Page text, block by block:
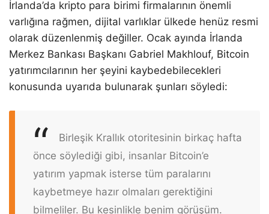
İrlanda’da kripto para birimi firmalarının önemli
varlığına rağmen, dijital varlıklar ülkede henüz resmi
olarak düzenlenmiş değiller. Ocak ayında İrlanda
Merkez Bankası Başkanı Gabriel Makhlouf, Bitcoin
yatırımcılarının her şeyini kaybedebilecekleri
konusunda uyarıda bulunarak şunları söyledi:
Birleşik Krallık otoritesinin birkaç hafta
önce söylediği gibi, insanlar Bitcoin’e
yatırım yapmak isterse tüm paralarını
kaybetmeye hazır olmaları gerektiğini
bilmeliler. Bu kesinlikle benim görüşüm.